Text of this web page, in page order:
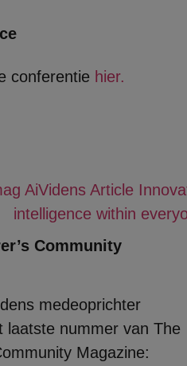
conferentie hier.
Community
medeoprichter
laatste nummer van The
Magazine: